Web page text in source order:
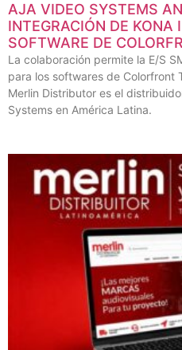
AJA VIDEO SYSTEMS
INTEGRACIÓN DE KONA
SOFTWARE DE
La colaboración permite la E/S
para los softwares de Colorfront
Merlin Distributor es el
Systems en América Latina.